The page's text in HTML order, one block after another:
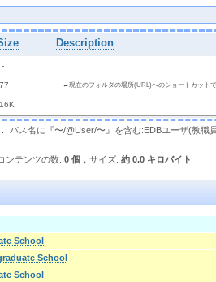
Description
-
77 ←現在のフォルダの場所(URL)へのショートカット
16K
ス名に『〜/@User/〜』を含む:EDBユーザ(教
ンテンツの数:0 個 ，サイズ:約 0.0 キロバイト
School
School
School